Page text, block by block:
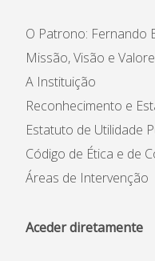
O Patrono: Fernando
Missão, Visão e
A Instituição
Reconhecimento e
Estatuto de Utilidade
Código de Ética e de
Áreas de Intervenção
Aceder diretamente